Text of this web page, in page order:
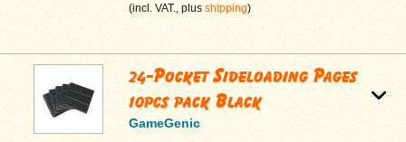
(incl. VAT., plusshipping)
24-Pocket Sideloading Pages
10pcs pack Black
GameGenic